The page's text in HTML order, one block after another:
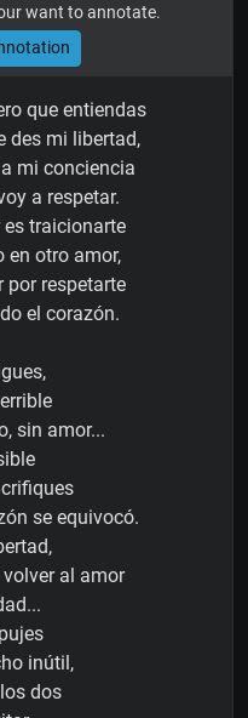
want to annotate.
que entiendas
des mi libertad,
mi conciencia
a respetar.
traicionarte
en otro amor,
por respetarte
el corazón.
sin amor...
se equivocó.
al amor
inútil,
dos